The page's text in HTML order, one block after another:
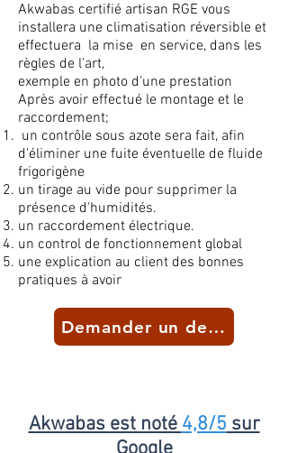
Akwabas est noté 4,8/5 sur
Akwabas certifié artisan RGE vous
installera une climatisation réversible et
effectuera la mise en service, dans les
règles de l'art,
exemple en photo d'une prestation
Après avoir effectué le montage et le
raccordement;
un contrôle sous azote sera fait, afin
d'éliminer une fuite éventuelle de fluide
frigorigène
un tirage au vide pour supprimer la
présence d'humidités.
un raccordement électrique.
un control de fonctionnement global
une explication au client des bonnes
pratiques à avoir
Demander un devis